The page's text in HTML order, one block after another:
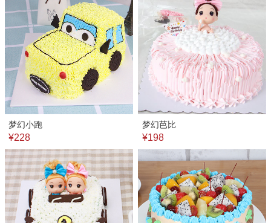
梦幻小跑
¥228
梦幻芭比
¥198